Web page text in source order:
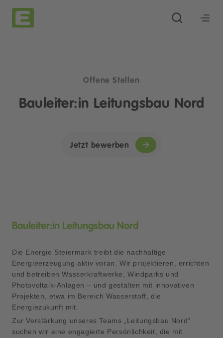
Offene Stellen
Bauleiter:in Leitungsbau Nord
Jetzt bewerben
Bauleiter:in Leitungsbau Nord
Die Energie Steiermark treibt die nachhaltige
Energieerzeugung aktiv voran. Wir projektieren, errichten
und betreiben Wasserkraftwerke, Windparks und
Photovoltaik-Anlagen – und gestalten mit innovativen
Projekten, etwa im Bereich Wasserstoff, die
Energiezukunft mit.
Zur Verstärkung unseres Teams „Leitungsbau Nord“
suchen wir eine engagierte Persönlichkeit, die mit